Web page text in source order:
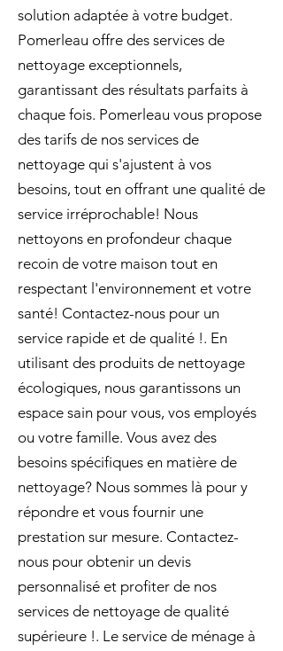
solution adaptée à votre budget.
Pomerleau offre des services de
nettoyage exceptionnels,
garantissant des résultats parfaits à
chaque fois. Pomerleau vous propose
des tarifs de nos services de
nettoyage qui s'ajustent à vos
besoins, tout en offrant une qualité de
service irréprochable! Nous
nettoyons en profondeur chaque
recoin de votre maison tout en
respectant l'environnement et votre
santé! Contactez-nous pour un
service rapide et de qualité !. En
utilisant des produits de nettoyage
écologiques, nous garantissons un
espace sain pour vous, vos employés
ou votre famille. Vous avez des
besoins spécifiques en matière de
nettoyage? Nous sommes là pour y
répondre et vous fournir une
prestation sur mesure. Contactez-
nous pour obtenir un devis
personnalisé et profiter de nos
services de nettoyage de qualité
supérieure !. Le service de ménage à